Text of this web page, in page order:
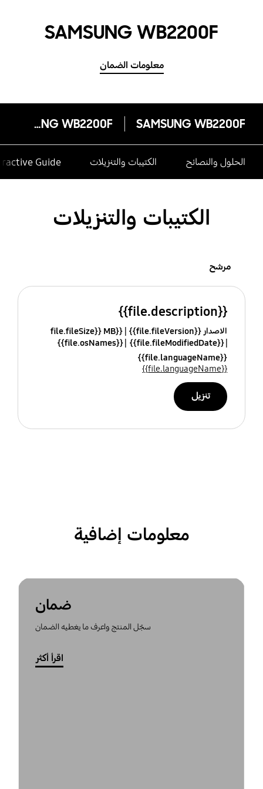
SAMSUNG WB2200F
معلومات الضمان
SAMSUNG WB2200F
SAMSUNG WB2200F
الحلول والنصائح الكتيبات والتنزيلات Guide
الكتيبات والتنزيلات
مرشح
{{file.description}}
الاصدار {{file.fileVersion}}
{{file.fileSize}} MB
{{file.fileModifiedDate}}
{{file.osNames}}
{{file.languageName}}
{{file.languageName}}
تنزيل
معلومات إضافية
ضمان
سجّل المنتج واعرف ما يغطيه الضمان
اقرأ أكثر